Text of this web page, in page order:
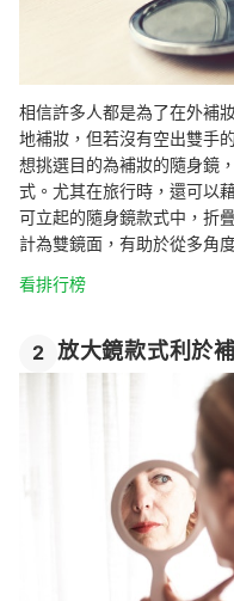
相信許多人都是為了在外補
地補妝，但若沒有空出雙手
想挑選目的為補妝的隨身鏡
式。尤其在旅行時，還可以
可立起的隨身鏡款式中，折
計為雙鏡面，有助於從多角
看排行榜
2 放大鏡款式利於